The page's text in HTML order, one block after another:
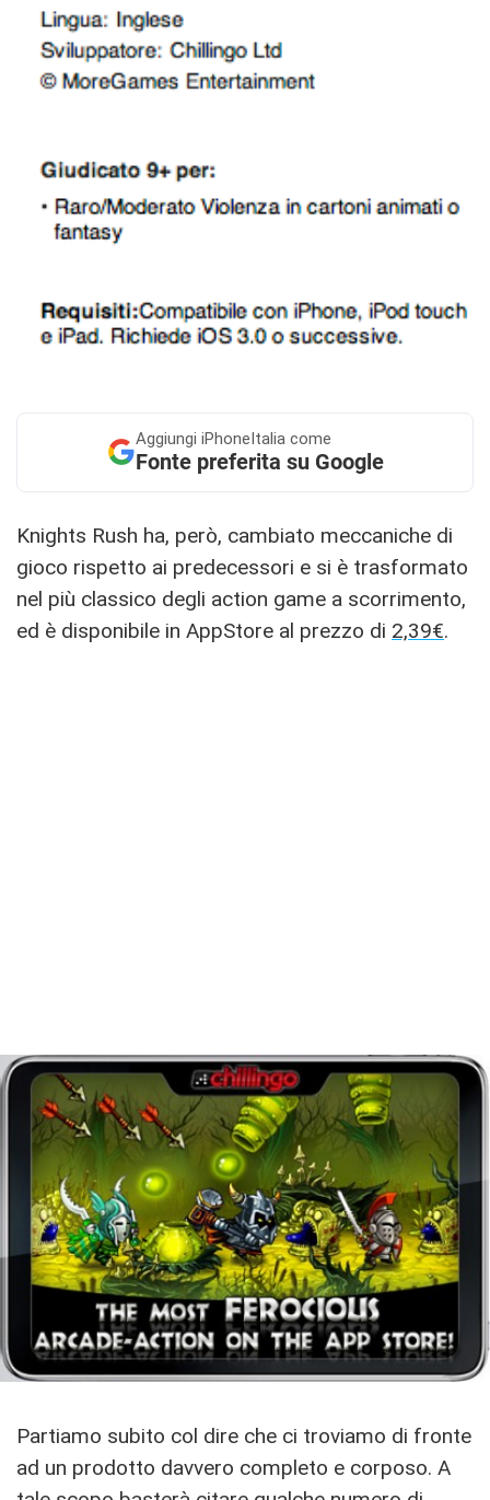
Aggiungi iPhoneItalia come
Fonte preferita su Google
Knights Rush ha, però, cambiato meccaniche di
gioco rispetto ai predecessori e si è trasformato
nel più classico degli action game a scorrimento,
ed è disponibile in AppStore al prezzo di 2,39€.
Partiamo subito col dire che ci troviamo di fronte
ad un prodotto davvero completo e corposo. A